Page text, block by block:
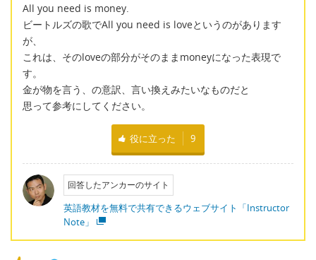
All you need is money.
ビートルズの歌でAll you need is loveというのがあります
が、
これは、そのloveの部分がそのままmoneyになった表現で
す。
金が物を言う、の意訳、言い換えみたいなものだと
思って参考にしてください。
役に立った 9
回答したアンカーのサイト
英語教材を無料で共有できるウェブサイト「Instructor
Note」